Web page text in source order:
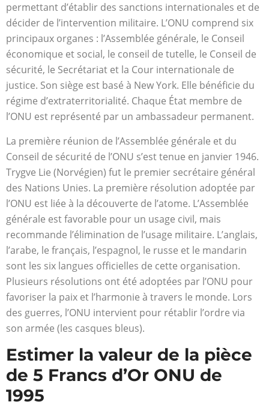
permettant d’établir des sanctions internationales et de
décider de l’intervention militaire. L’ONU comprend six
principaux organes : l’Assemblée générale, le Conseil
économique et social, le conseil de tutelle, le Conseil de
sécurité, le Secrétariat et la Cour internationale de
justice. Son siège est basé à New York. Elle bénéficie du
régime d’extraterritorialité. Chaque État membre de
l’ONU est représenté par un ambassadeur permanent.
La première réunion de l’Assemblée générale et du
Conseil de sécurité de l’ONU s’est tenue en janvier 1946.
Trygve Lie (Norvégien) fut le premier secrétaire général
des Nations Unies. La première résolution adoptée par
l’ONU est liée à la découverte de l’atome. L’Assemblée
générale est favorable pour un usage civil, mais
recommande l’élimination de l’usage militaire. L’anglais,
l’arabe, le français, l’espagnol, le russe et le mandarin
sont les six langues officielles de cette organisation.
Plusieurs résolutions ont été adoptées par l’ONU pour
favoriser la paix et l’harmonie à travers le monde. Lors
des guerres, l’ONU intervient pour rétablir l’ordre via
son armée (les casques bleus).
Estimer la valeur de la pièce
de 5 Francs d’Or ONU de
1995